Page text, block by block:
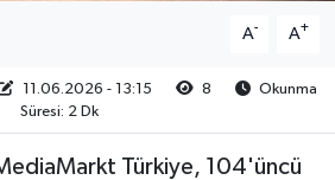
A- A+
11.06.2026 - 13:15 8
Okunma
Süresi: 2 Dk
Türkiye, 104'üncü